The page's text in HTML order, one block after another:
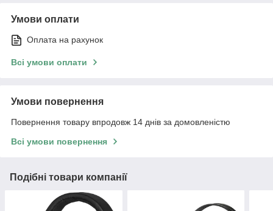
Умови оплати
Оплата на рахунок
Всі умови оплати
Умови повернення
Повернення товару впродовж 14 днів за домовленістю
Всі умови повернення
Подібні товари компанії